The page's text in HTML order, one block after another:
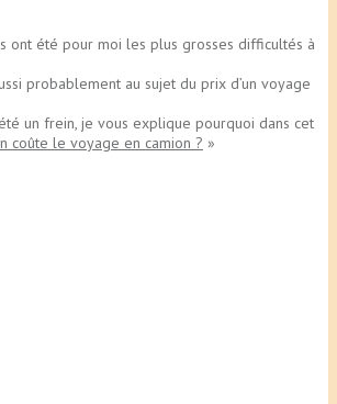
ont été pour moi les plus grosses difficultés à
probablement au sujet du prix d’un voyage
un frein, je vous explique pourquoi dans cet
coûte le voyage en camion ? »